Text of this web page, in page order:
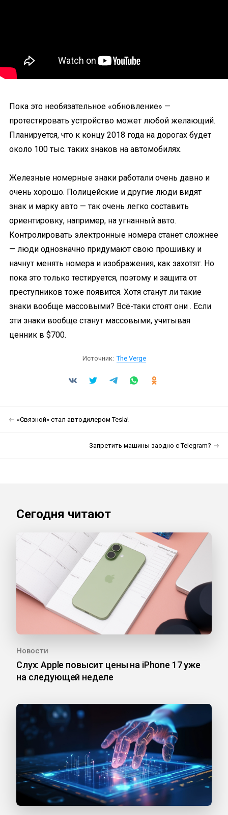
Пока это необязательное «обновление» —
протестировать устройство может любой желающий.
Планируется, что к концу 2018 года на дорогах будет
около 100 тыс. таких знаков на автомобилях.
Железные номерные знаки работали очень давно и
очень хорошо. Полицейские и другие люди видят
знак и марку авто — так очень легко составить
ориентировку, например, на угнанный авто.
Контролировать электронные номера станет сложнее
— люди однозначно придумают свою прошивку и
начнут менять номера и изображения, как захотят. Но
пока это только тестируется, поэтому и защита от
преступников тоже появится. Хотя станут ли такие
знаки вообще массовыми? Всё-таки стоят они . Если
эти знаки вообще станут массовыми, учитывая
ценник в $700.
Источник: The Verge
«Связной» стал автодилером Tesla!
Запретить машины заодно с Telegram?
Сегодня читают
Новости
Слух: Apple повысит цены на iPhone 17 уже
на следующей неделе